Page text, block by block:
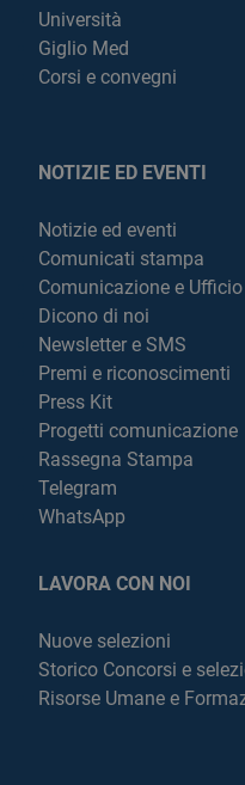
Università
Giglio Med
Corsi e convegni
NOTIZIE ED EVENTI
Notizie ed eventi
Comunicati stampa
Comunicazione e
Dicono di noi
Newsletter e SMS
Premi e riconoscimenti
Press Kit
Progetti comunicazione
Rassegna Stampa
Telegram
WhatsApp
LAVORA CON NOI
Nuove selezioni
Storico Concorsi e
Risorse Umane e